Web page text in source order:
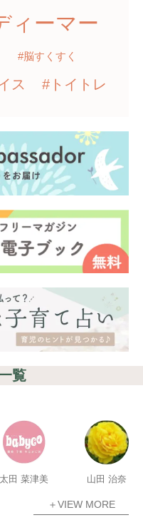
ィーマー
#脳すくすく
ス #トイトレ
覧
太田 菜津美 山田 治奈
＋VIEW MORE